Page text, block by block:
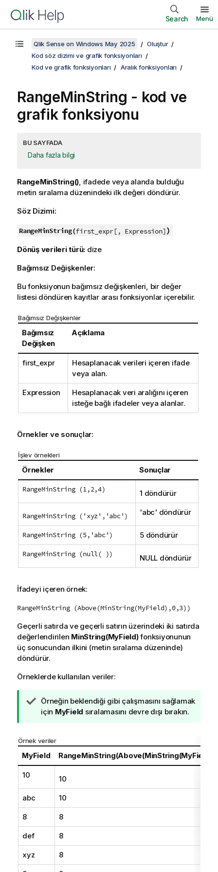
Search Menü
Qlik Sense on Windows May 2025
Oluştur
Kod söz dizimi ve grafik fonksiyonları
Kod ve grafik fonksiyonları
Aralık fonksiyonları
RangeMinString - kod ve
grafik fonksiyonu
BU SAYFADA
Daha fazla bilgi
RangeMinString(), ifadede veya alanda bulduğu
metin sıralama düzenindeki ilk değeri döndürür.
Söz Dizimi:
RangeMinString(first_expr[, Expression])
Dönüş verileri türü: dize
Bağımsız Değişkenler:
Bu fonksiyonun bağımsız değişkenleri, bir değer
listesi döndüren kayıtlar arası fonksiyonlar içerebilir.
Bağımsız Değişkenler
Bağımsız
Değişken
Açıklama
first_expr
Hesaplanacak verileri içeren ifade
veya alan.
Expression
Hesaplanacak veri aralığını içeren
isteğe bağlı ifadeler veya alanlar.
Örnekler ve sonuçlar:
İşlev örnekleri
Örnekler Sonuçlar
RangeMinString (1,2,4) 1 döndürür
RangeMinString ('xyz','abc') 'abc' döndürür
RangeMinString (5,'abc') 5 döndürür
RangeMinString (null( )) NULL döndürür
İfadeyi içeren örnek:
RangeMinString (Above(MinString(MyField),0,3))
Geçerli satırda ve geçerli satırın üzerindeki iki satırda
değerlendirilen MinString(MyField)fonksiyonunun
üç sonucundan ilkini (metin sıralama düzeninde)
döndürür.
Örneklerde kullanılan veriler:
İ
p
u
n
o
u
Örneğin beklendiği gibi çalışmasını sağlamak
için MyField sıralamasını devre dışı bırakın.
Örnek veriler
MyField
10 10
abc 10
8 8
def 8
xyz 8